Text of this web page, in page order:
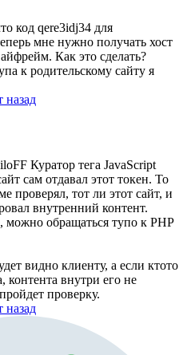
код qere3idj34 для
мне нужно получать хост
Как это сделать?
к родительскому сайту я
назад
Куратор тега JavaScript
сам отдавал этот токен. То
проверял, тот ли этот сайт, и
внутренний контент.
обращаться тупо к PHP
видно клиенту, а если ктото
контента внутри его не
проверку.
назад